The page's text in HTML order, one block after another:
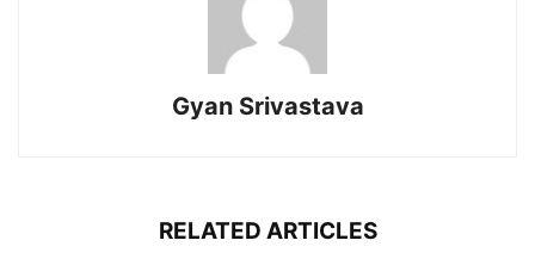
Gyan Srivastava
RELATED ARTICLES